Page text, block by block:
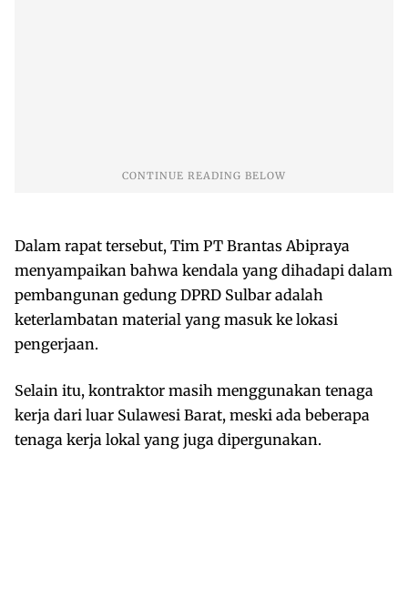
Dalam rapat tersebut, Tim PT Brantas Abipraya
menyampaikan bahwa kendala yang dihadapi dalam
pembangunan gedung DPRD Sulbar adalah
keterlambatan material yang masuk ke lokasi
pengerjaan.
Selain itu, kontraktor masih menggunakan tenaga
kerja dari luar Sulawesi Barat, meski ada beberapa
tenaga kerja lokal yang juga dipergunakan.